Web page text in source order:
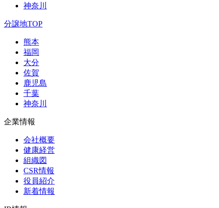
神奈川
分譲地TOP
熊本
福岡
大分
佐賀
鹿児島
千葉
神奈川
企業情報
会社概要
健康経営
組織図
CSR情報
役員紹介
新着情報